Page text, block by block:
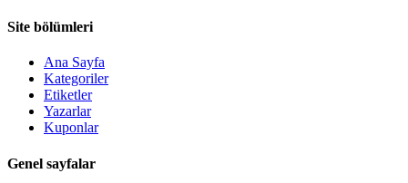
Site bölümleri
Ana Sayfa
Kategoriler
Etiketler
Yazarlar
Kuponlar
Genel sayfalar